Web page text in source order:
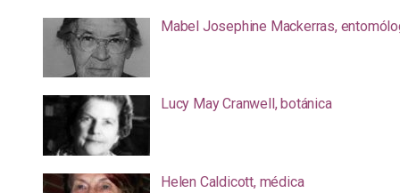
Mabel Josephine Mackerras,
Lucy May Cranwell, botánica
Helen Caldicott, médica